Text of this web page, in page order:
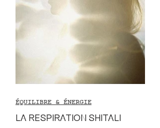
LA RESPIRATION SHITALI
ÉQUILIBRE & ÉNERGIE